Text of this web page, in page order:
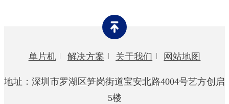
单片机 解决方案 关于我们 网站地图
地址：深圳市罗湖区笋岗街道宝安北路4004号艺方创启
5楼